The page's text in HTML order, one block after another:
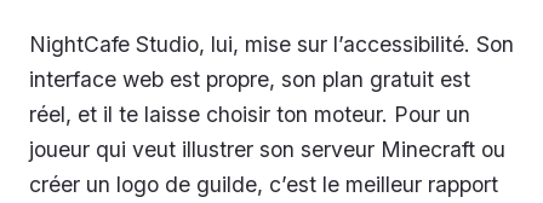
NightCafe Studio, lui, mise sur l’accessibilité. Son
interface web est propre, son plan gratuit est
réel, et il te laisse choisir ton moteur. Pour un
joueur qui veut illustrer son serveur Minecraft ou
créer un logo de guilde, c’est le meilleur rapport